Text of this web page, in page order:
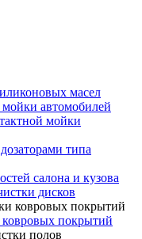
масел
автомобилей
мойки
типа
салона и кузова
дисков
покрытий